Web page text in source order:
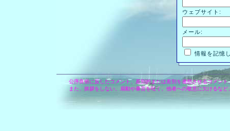
ウェブサイト:
メール:
情報を記憶
公序良俗に反したコメント、差別的または差別を連想させるコメン
また、挨拶をしない、扇動や暴言を吐く、他者への敬意に欠けるな